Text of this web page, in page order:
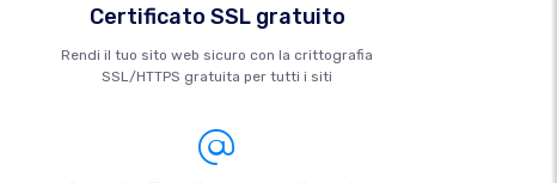
Certificato SSL gratuito
Rendi il tuo sito web sicuro con la crittografia
SSL/HTTPS gratuita per tutti i siti